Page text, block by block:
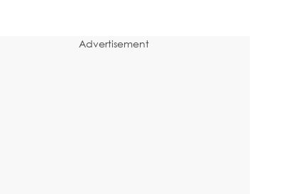
Advertisement